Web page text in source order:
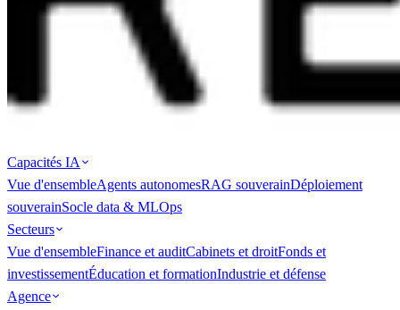
Capacités IA
Vue d'ensembleAgents autonomesRAG souverainDéploiement
souverainSocle data & MLOps
Secteurs
Vue d'ensembleFinance et auditCabinets et droitFonds et
investissementÉducation et formationIndustrie et défense
Agence